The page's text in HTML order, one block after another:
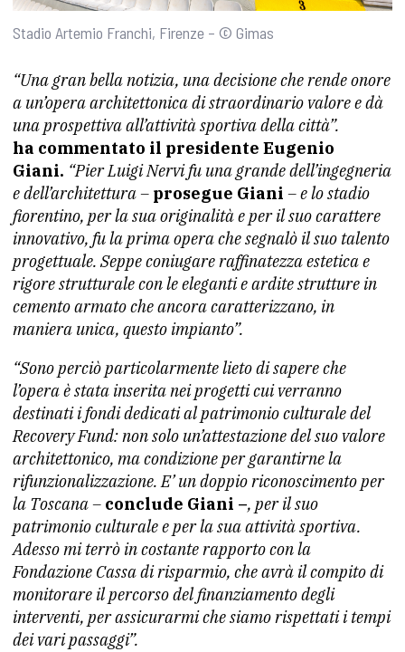
Stadio Artemio Franchi, Firenze – © Gimas
“Una gran bella notizia, una decisione che rende onore
a un’opera architettonica di straordinario valore e dà
una prospettiva all’attività sportiva della città”.
ha commentato il presidente Eugenio
Giani. “Pier Luigi Nervi fu una grande dell’ingegneria
e dell’architettura – prosegue Giani – e lo stadio
fiorentino, per la sua originalità e per il suo carattere
innovativo, fu la prima opera che segnalò il suo talento
progettuale. Seppe coniugare raffinatezza estetica e
rigore strutturale con le eleganti e ardite strutture in
cemento armato che ancora caratterizzano, in
maniera unica, questo impianto”.
“Sono perciò particolarmente lieto di sapere che
l’opera è stata inserita nei progetti cui verranno
destinati i fondi dedicati al patrimonio culturale del
Recovery Fund: non solo un’attestazione del suo valore
architettonico, ma condizione per garantirne la
rifunzionalizzazione. E’ un doppio riconoscimento per
la Toscana – conclude Giani –, per il suo
patrimonio culturale e per la sua attività sportiva.
Adesso mi terrò in costante rapporto con la
Fondazione Cassa di risparmio, che avrà il compito di
monitorare il percorso del finanziamento degli
interventi, per assicurarmi che siamo rispettati i tempi
dei vari passaggi”.